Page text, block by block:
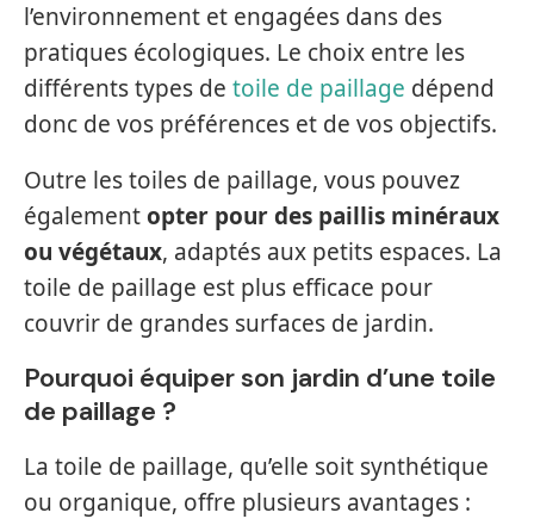
l’environnement et engagées dans des
pratiques écologiques. Le choix entre les
différents types de toile de paillage dépend
donc de vos préférences et de vos objectifs.
Outre les toiles de paillage, vous pouvez
égalementopter pour des paillis minéraux
ou végétaux, adaptés aux petits espaces. La
toile de paillage est plus efficace pour
couvrir de grandes surfaces de jardin.
Pourquoi équiper son jardin d’une toile
de paillage ?
La toile de paillage, qu’elle soit synthétique
ou organique, offre plusieurs avantages :